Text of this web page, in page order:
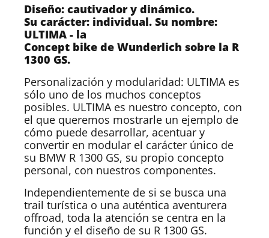
Diseño: cautivador y dinámico.
Su carácter: individual. Su nombre:
ULTIMA - la
Concept bike de Wunderlich sobre la R
1300 GS.
Personalización y modularidad: ULTIMA es
sólo uno de los muchos conceptos
posibles. ULTIMA es nuestro concepto, con
el que queremos mostrarle un ejemplo de
cómo puede desarrollar, acentuar y
convertir en modular el carácter único de
su BMW R 1300 GS, su propio concepto
personal, con nuestros componentes.
Independientemente de si se busca una
trail turística o una auténtica aventurera
offroad, toda la atención se centra en la
función y el diseño de su R 1300 GS.